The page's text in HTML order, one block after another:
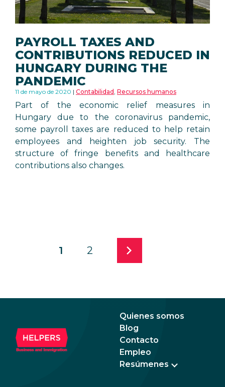
PAYROLL TAXES AND
CONTRIBUTIONS REDUCED IN
HUNGARY DURING THE
PANDEMIC
11 de mayo de 2020 Contabilidad, Recursos humanos
Part of the economic relief measures in
Hungary due to the coronavirus pandemic,
some payroll taxes are reduced to help retain
employees and heighten job security. The
structure of fringe benefits and healthcare
contributions also changes.
1 2
Quienes somos
Blog
Contacto
Empleo
Resúmenes